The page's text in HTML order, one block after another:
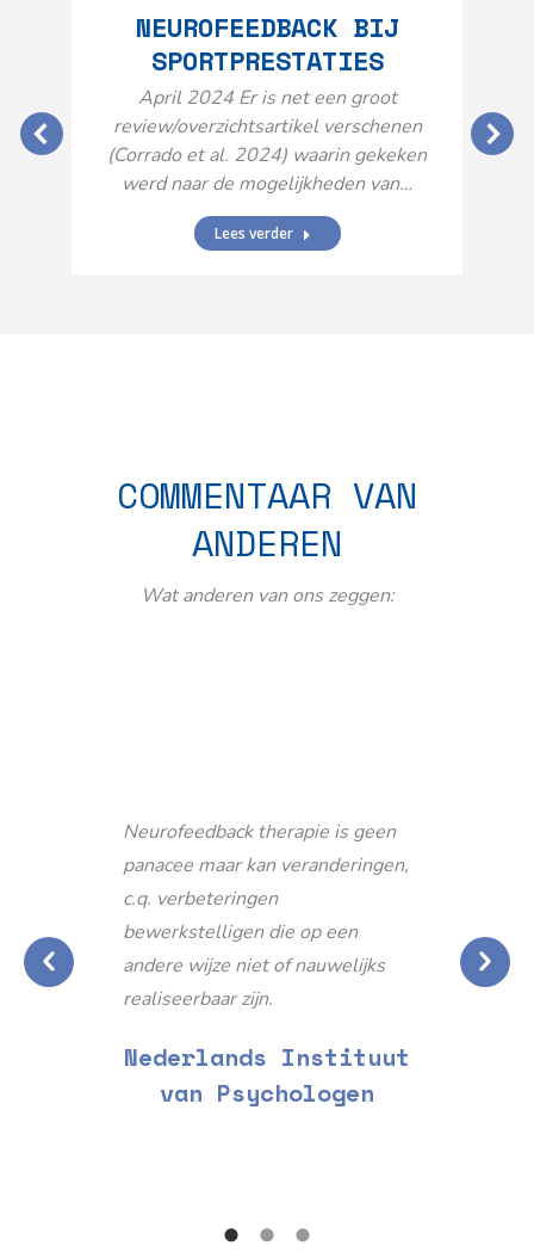
NEUROFEEDBACK BIJ
SPORTPRESTATIES
April 2024 Er is net een groot
review/overzichtsartikel verschenen
(Corrado et al. 2024) waarin gekeken
werd naar de mogelijkheden van…
Lees verder
COMMENTAAR VAN
ANDEREN
Wat anderen van ons zeggen:
Neurofeedback therapie is geen
panacee maar kan veranderingen,
c.q. verbeteringen
bewerkstelligen die op een
andere wijze niet of nauwelijks
realiseerbaar zijn.
Nederlands Instituut
van Psychologen